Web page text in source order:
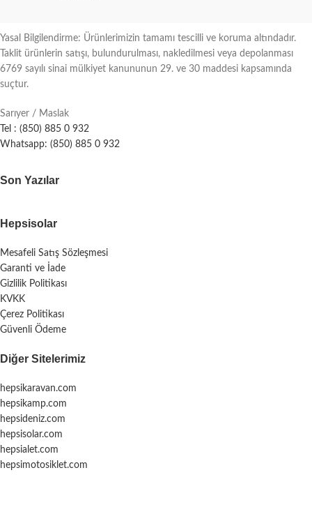
Yasal Bilgilendirme: Ürünlerimizin tamamı tescilli ve koruma altındadır.
Taklit ürünlerin satışı, bulundurulması, nakledilmesi veya depolanması
6769 sayılı sinai mülkiyet kanununun 29. ve 30 maddesi kapsamında
suçtur.
Sarıyer / Maslak
Tel : (850) 885 0 932
Whatsapp: (850) 885 0 932
Son Yazılar
Hepsisolar
Mesafeli Satış Sözleşmesi
Garanti ve İade
Gizlilik Politikası
KVKK
Çerez Politikası
Güvenli Ödeme
Diğer Sitelerimiz
hepsikaravan.com
hepsikamp.com
hepsideniz.com
hepsisolar.com
hepsialet.com
hepsimotosiklet.com